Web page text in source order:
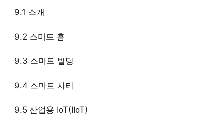
9.1 소개
9.2 스마트 홈
9.3 스마트 빌딩
9.4 스마트 시티
9.5 산업용 IoT(IIoT)